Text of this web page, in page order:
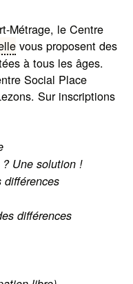
Métrage, le Centre
vous proposent des
à tous les âges.
Social Place
Sur inscriptions
Une solution !
différences
différences